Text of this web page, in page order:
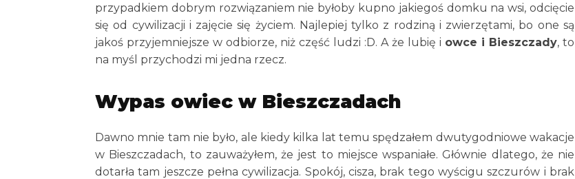
przypadkiem dobrym rozwiązaniem nie byłoby kupno jakiegoś domku na wsi, odcięcie
się od cywilizacji i zajęcie się życiem. Najlepiej tylko z rodziną i zwierzętami, bo one są
jakoś przyjemniejsze w odbiorze, niż część ludzi :D. A że lubię i owce i Bieszczady, to
na myśl przychodzi mi jedna rzecz.
Wypas owiec w Bieszczadach
Dawno mnie tam nie było, ale kiedy kilka lat temu spędzałem dwutygodniowe wakacje
w Bieszczadach, to zauważyłem, że jest to miejsce wspaniałe. Głównie dlatego, że nie
dotarła tam jeszcze pełna cywilizacja. Spokój, cisza, brak tego wyścigu szczurów i brak